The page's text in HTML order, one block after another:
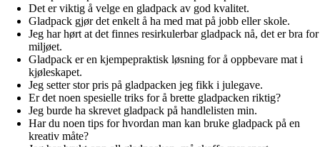
Det er viktig å velge en gladpack av god kvalitet.
Gladpack gjør det enkelt å ha med mat på jobb eller skole.
Jeg har hørt at det finnes resirkulerbar gladpack nå, det er bra for
miljøet.
Gladpack er en kjempepraktisk løsning for å oppbevare mat i
kjøleskapet.
Jeg setter stor pris på gladpacken jeg fikk i julegave.
Er det noen spesielle triks for å brette gladpacken riktig?
Jeg burde ha skrevet gladpack på handlelisten min.
Har du noen tips for hvordan man kan bruke gladpack på en
kreativ måte?